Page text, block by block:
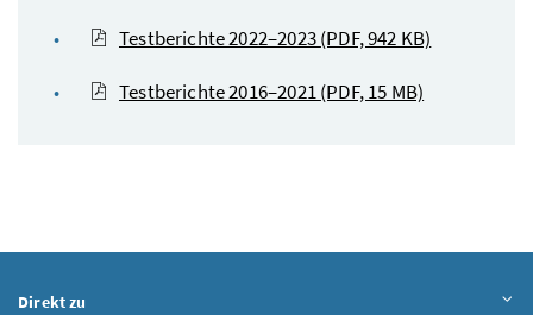
Testberichte 2022–2023(PDF, 942 KB)
Testberichte 2016–2021(PDF, 15 MB)
Direkt zu